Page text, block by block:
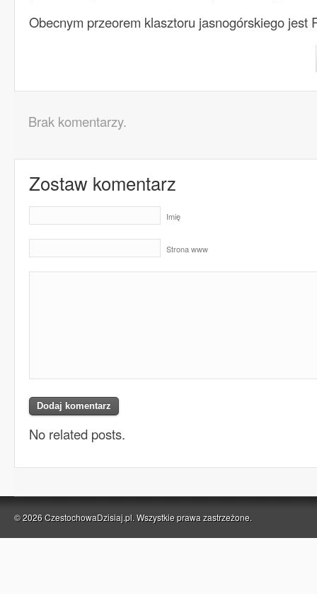
Obecnym przeorem klasztoru jasnogórskiego jest
Brak komentarzy.
Zostaw komentarz
Imię
Strona www
No related posts.
© 2026 CzestochowaDzisiaj.pl. Wszystkie prawa zastrzeżone.